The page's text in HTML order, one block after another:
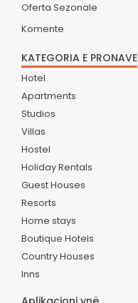
Oferta Sezonale
Komente
KATEGORIA E PRONAVE
Hotel
Apartments
Studios
Villas
Hostel
Holiday Rentals
Guest Houses
Resorts
Home stays
Boutique Hotels
Country Houses
Inns